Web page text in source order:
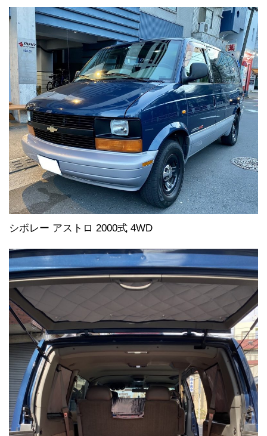
シボレー アストロ 2000式 4WD